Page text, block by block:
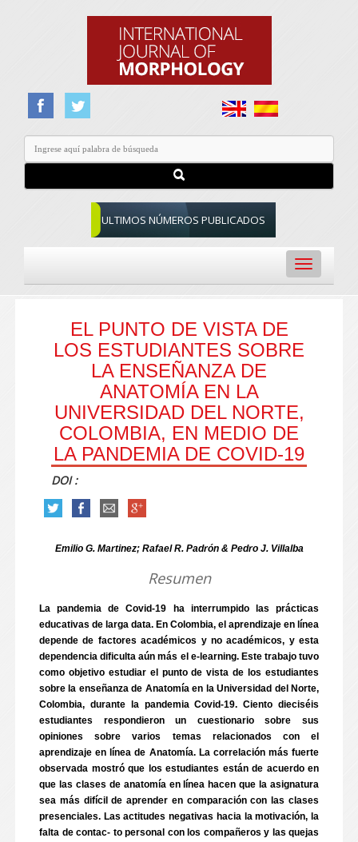
ULTIMOS NÚMEROS PUBLICADOS
Toggle
navigation
EL PUNTO DE VISTA DE
LOS ESTUDIANTES SOBRE
LA ENSEÑANZA DE
ANATOMÍA EN LA
UNIVERSIDAD DEL NORTE,
COLOMBIA, EN MEDIO DE
LA PANDEMIA DE COVID-19
DOI :
Emilio G. Martinez; Rafael R. Padrón & Pedro J. Villalba
Resumen
La pandemia de Covid-19 ha interrumpido las prácticas
educativas de larga data. En Colombia, el aprendizaje en línea
depende de factores académicos y no académicos, y esta
dependencia dificulta aún más el e-learning. Este trabajo tuvo
como objetivo estudiar el punto de vista de los estudiantes
sobre la enseñanza de Anatomía en la Universidad del Norte,
Colombia, durante la pandemia Covid-19. Ciento dieciséis
estudiantes respondieron un cuestionario sobre sus
opiniones sobre varios temas relacionados con el
aprendizaje en línea de Anatomía. La correlación más fuerte
observada mostró que los estudiantes están de acuerdo en
que las clases de anatomía en línea hacen que la asignatura
sea más difícil de aprender en comparación con las clases
presenciales. Las actitudes negativas hacia la motivación, la
falta de contac- to personal con los compañeros y las quejas